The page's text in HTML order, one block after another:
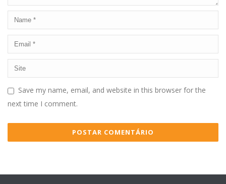
Save my name, email, and website in this browser for the
next time I comment.